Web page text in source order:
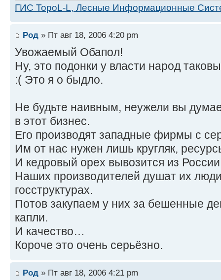
ГИС TopoL-L, Лесные Информационные
Род » Пт авг 18, 2006 4:20 pm
Увожаемый Обапол!
Ну, это подонки у власти народ
:( Это я о быдло.
Не будьте наивным, неужели вы
в этот бизнес.
Его производят западные фирмы с
Им от нас нужен лишь кругляк,
И кедровый орех вывозится из
Наших производителей душат их
госструктурах.
Потов закупаем у них за бешенные
капли.
И качество…
Короче это очень серьёзно.
Род » Пт авг 18, 2006 4:21 pm